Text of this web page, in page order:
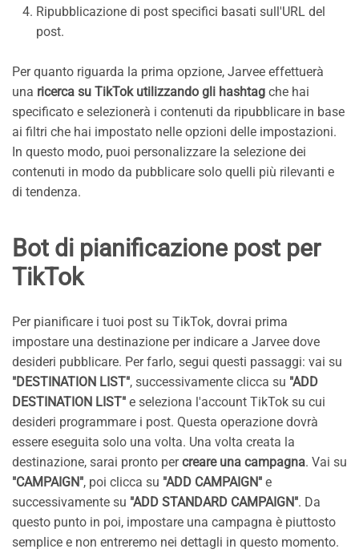
Ripubblicazione di post specifici basati sull'URL del
post.
Per quanto riguarda la prima opzione, Jarvee effettuerà
una ricerca su TikTok utilizzando gli hashtag che hai
specificato e selezionerà i contenuti da ripubblicare in base
ai filtri che hai impostato nelle opzioni delle impostazioni.
In questo modo, puoi personalizzare la selezione dei
contenuti in modo da pubblicare solo quelli più rilevanti e
di tendenza.
Bot di pianificazione post per
TikTok
Per pianificare i tuoi post su TikTok, dovrai prima
impostare una destinazione per indicare a Jarvee dove
desideri pubblicare. Per farlo, segui questi passaggi: vai su
"DESTINATION LIST", successivamente clicca su "ADD
DESTINATION LIST" e seleziona l'account TikTok su cui
desideri programmare i post. Questa operazione dovrà
essere eseguita solo una volta. Una volta creata la
destinazione, sarai pronto percreare una campagna. Vai su
"CAMPAIGN", poi clicca su "ADD CAMPAIGN" e
successivamente su "ADD STANDARD CAMPAIGN". Da
questo punto in poi, impostare una campagna è piuttosto
semplice e non entreremo nei dettagli in questo momento.